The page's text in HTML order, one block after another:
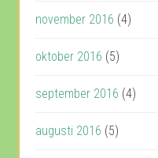
november 2016 (4)
oktober 2016 (5)
september 2016 (4)
augusti 2016 (5)